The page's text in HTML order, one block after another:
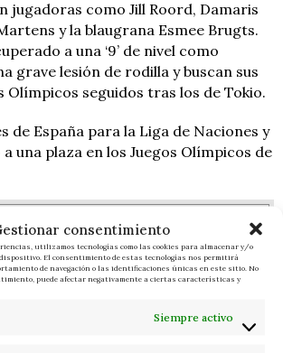
consentimiento
utilizamos tecnologías como las cookies para almacenar y/o
El consentimiento de estas tecnologías nos permitirá
de navegación o las identificaciones únicas en este sitio. No
puede afectar negativamente a ciertas características y
Siempre activo
jugadoras como Jill Roord, Damaris
y la blaugrana Esmee Brugts.
a una ‘9’ de nivel como
grave lesión de rodilla y buscan sus
Olímpicos seguidos tras los de Tokio.
de España para la Liga de Naciones y
una plaza en los Juegos Olímpicos de
ÚLTIMAS NOTICIAS